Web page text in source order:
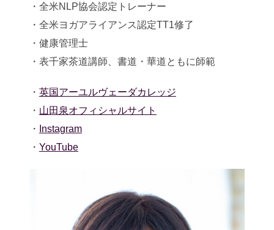
・全米NLP協会認定トレーナー
・全米ヨガアライアンス認定TT1修了
・健康管理士
・表千家茶道講師、書道・華道ともに師範
・ 英国アーユルヴェーダカレッジ
・ 山田泉オフィシャルサイト
・
Instagram
・ YouTube